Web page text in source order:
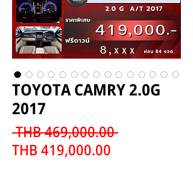
TOYOTA CAMRY 2.0G
2017
THB 469,000.00 Regular
THB 419,000.00